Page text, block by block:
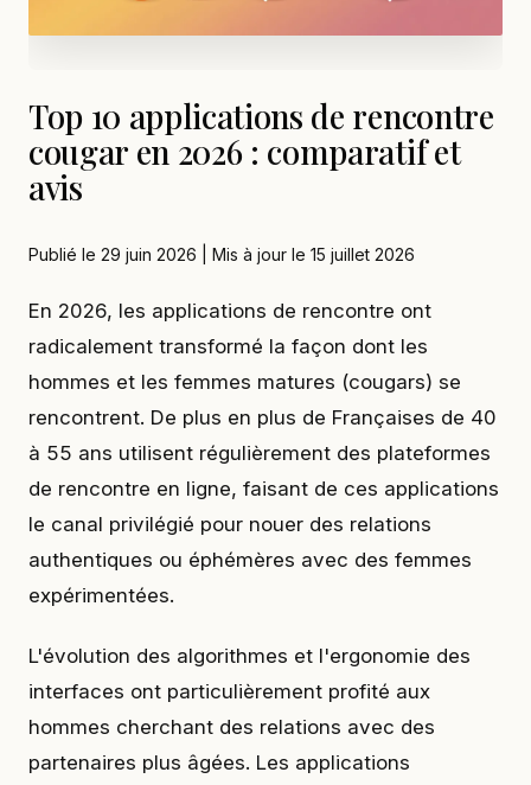
Top 10 applications de rencontre
cougar en 2026 : comparatif et
avis
Publié le 29 juin 2026 | Mis à jour le 15 juillet 2026
En 2026, les applications de rencontre ont
radicalement transformé la façon dont les
hommes et les femmes matures (cougars) se
rencontrent. De plus en plus de Françaises de 40
à 55 ans utilisent régulièrement des plateformes
de rencontre en ligne, faisant de ces applications
le canal privilégié pour nouer des relations
authentiques ou éphémères avec des femmes
expérimentées.
L'évolution des algorithmes et l'ergonomie des
interfaces ont particulièrement profité aux
hommes cherchant des relations avec des
partenaires plus âgées. Les applications